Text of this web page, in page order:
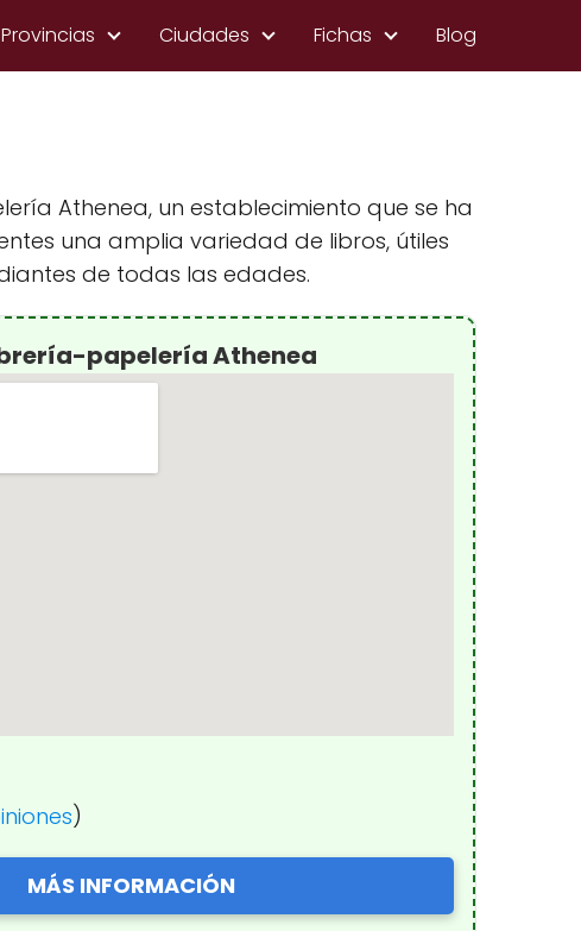
Provincias Ciudades Fichas Blog
Athenea, un establecimiento que se ha
una amplia variedad de libros, útiles
de todas las edades.
papelería Athenea
)
MÁS INFORMACIÓN